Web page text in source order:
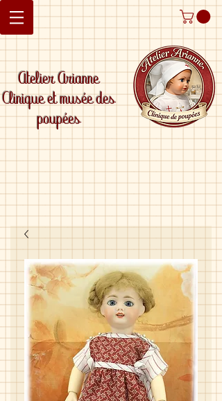
Atelier Arianne
Clinique et musée des
poupées